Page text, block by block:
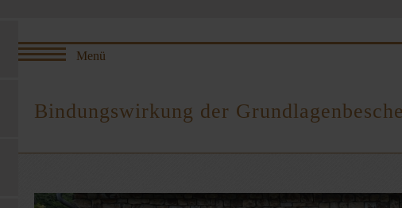
Bindungswirkung der